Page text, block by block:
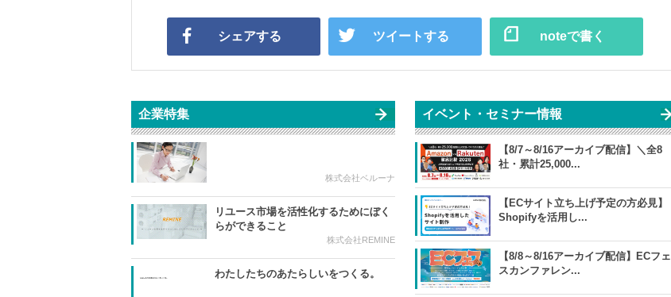
シェアする ツイートする noteで書く
企業特集
株式会社ベルーナ
リユース市場を活性化するためにぼく
らができること
株式会社REMINE
わたしたちのあたらしいをつくる。
イベント・セミナー情報
【8/7～8/16アーカイブ配信】＼全8
社・累計25,000...
【ECサイト立ち上げ予定の方必見】
Shopifyを活用し...
【8/8～8/16アーカイブ配信】ECフェ
スカンファレン...